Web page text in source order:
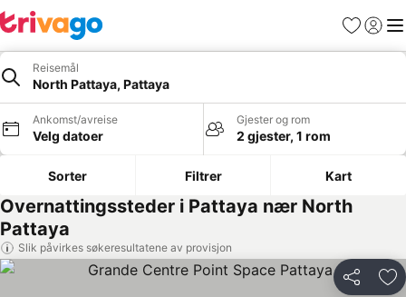
Favoritter
Logg
Reisemål
North Pattaya, Pattaya
Ankomst/avreise
Velg datoer
Gjester og rom
2 gjester, 1 rom
Sorter Filtrer Kart
Overnattingssteder i Pattaya nær North
Pattaya
Slik påvirkes søkeresultatene av provisjon
Del